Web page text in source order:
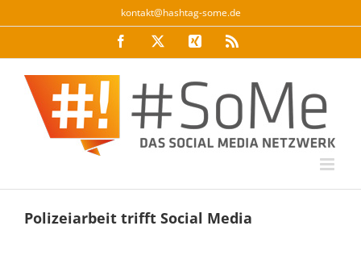
Inhalt
kontakt@hashtag-some.de
FacebookTwitterXing Rss
Polizeiarbeit trifft Social Media